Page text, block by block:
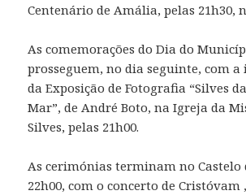
Centenário de Amália, pelas 21h30,
As comemorações do Dia do
prosseguem, no dia seguinte, com
da Exposição de Fotografia “Silves
Mar”, de André Boto, na Igreja da
Silves, pelas 21h00.
As cerimónias terminam no Castelo
22h00, com o concerto de Cristóvam